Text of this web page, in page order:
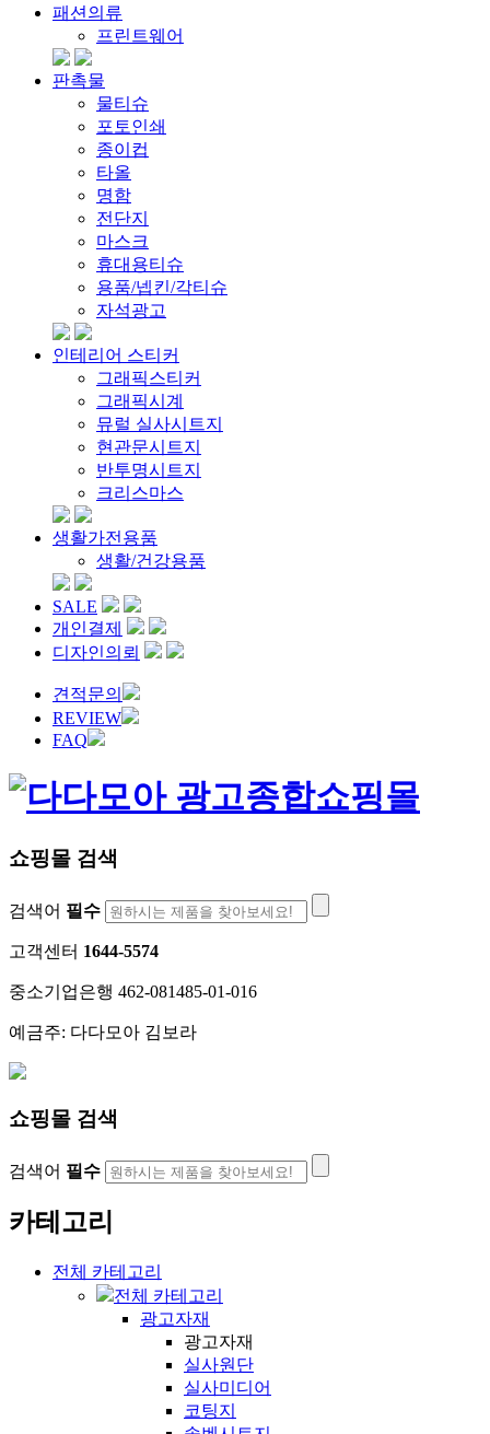
패션의류
프린트웨어
판촉물
물티슈
포토인쇄
종이컵
타올
명함
전단지
마스크
휴대용티슈
용품/넵킨/각티슈
자석광고
인테리어 스티커
그래픽스티커
그래픽시계
뮤럴 실사시트지
현관문시트지
반투명시트지
크리스마스
생활가전용품
생활/건강용품
SALE
개인결제
디자인의뢰
견적문의
REVIEW
FAQ
쇼핑몰 검색
검색어 필수
고객센터 1644-5574
중소기업은행 462-081485-01-016
예금주: 다다모아 김보라
쇼핑몰 검색
검색어 필수
카테고리
전체 카테고리
전체 카테고리
광고자재
광고자재
실사원단
실사미디어
코팅지